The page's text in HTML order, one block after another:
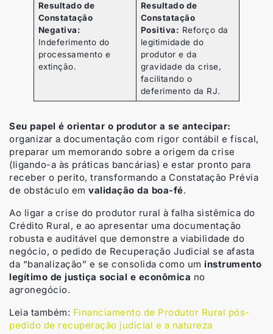
Resultado de
Constatação
Negativa:
Indeferimento do
processamento e
extinção.
Resultado de
Constatação
Positiva: Reforço da
legitimidade do
produtor e da
gravidade da crise,
facilitando o
deferimento da RJ.
Seu papel é orientar o produtor a se antecipar:
organizar a documentação com rigor contábil e fiscal,
preparar um memorando sobre a origem da crise
(ligando-a às práticas bancárias) e estar pronto para
receber o perito, transformando a Constatação Prévia
de obstáculo em validação da boa-fé.
Ao ligar a crise do produtor rural à falha sistêmica do
Crédito Rural, e ao apresentar uma documentação
robusta e auditável que demonstre a viabilidade do
negócio, o pedido de Recuperação Judicial se afasta
da “banalização” e se consolida como um instrumento
legítimo de justiça social e econômica no
agronegócio.
Leia também: Financiamento de Produtor Rural pós-
pedido de recuperação judicial e a natureza